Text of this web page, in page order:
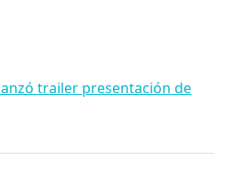
trailer presentación de